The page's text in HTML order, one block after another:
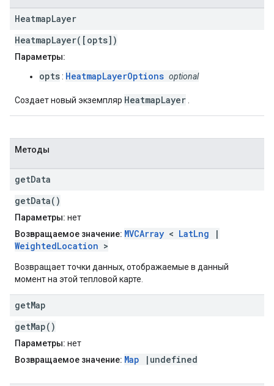
HeatmapLayer
HeatmapLayer([opts])
Параметры:
opts: HeatmapLayerOptions optional
Создает новый экземпляр HeatmapLayer
Методы
getData
getData()
Параметры: нет
Возвращаемое значение: MVCArray < LatLng |
WeightedLocation >
Возвращает точки данных, отображаемые в данный
момент на этой тепловой карте.
getMap
getMap()
Параметры: нет
Возвращаемое значение: Map |undefined